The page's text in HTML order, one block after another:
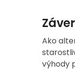
Záver
Ako
výhody